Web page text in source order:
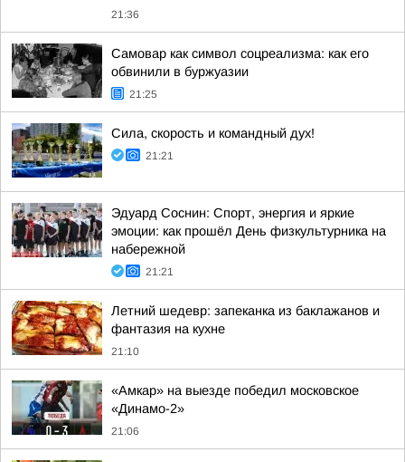
21:36
Самовар как символ соцреализма: как его
обвинили в буржуазии
21:25
Сила, скорость и командный дух!
21:21
Эдуард Соснин: Спорт, энергия и яркие
эмоции: как прошёл День физкультурника на
набережной
21:21
Летний шедевр: запеканка из баклажанов и
фантазия на кухне
21:10
«Амкар» на выезде победил московское
«Динамо-2»
21:06